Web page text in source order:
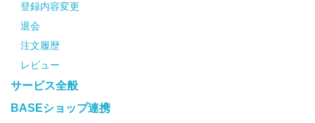
登録内容変更
退会
注文履歴
レビュー
サービス全般
BASEショップ連携